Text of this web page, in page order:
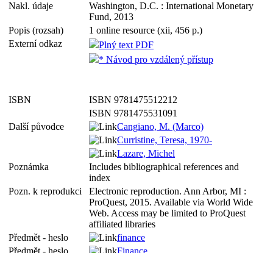
Nakl. údaje
Washington, D.C. : International Monetary
Fund, 2013
Popis (rozsah)
1 online resource (xii, 456 p.)
Externí odkaz
Plný text PDF
* Návod pro vzdálený přístup
ISBN
ISBN 9781475512212
ISBN 9781475531091
Další původce
Cangiano, M. (Marco)
Curristine, Teresa, 1970-
Lazare, Michel
Poznámka
Includes bibliographical references and
index
Pozn. k reprodukci
Electronic reproduction. Ann Arbor, MI :
ProQuest, 2015. Available via World Wide
Web. Access may be limited to ProQuest
affiliated libraries
Předmět - heslo
finance
Předmět - heslo
Finance